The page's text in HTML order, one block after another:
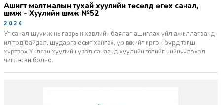
Ашигт малтмалын тухай хуулийн төсөлд өгөх санал,
шүүмж - Хуулийн шүүмж №52
2026-06-29
Уг санал шүүмж нь газрын хэвлийн баялаг ашиглах үйл ажиллагаанд
ил тод байдал, шударга ёсыг хангах, үр өгөөжийг иргэн бүрд тэгш
хүртээх Үндсэн хуулийн үзэл санаанд хуулийн төслийг нийцүүлэхэд
чиглэсэн болно.